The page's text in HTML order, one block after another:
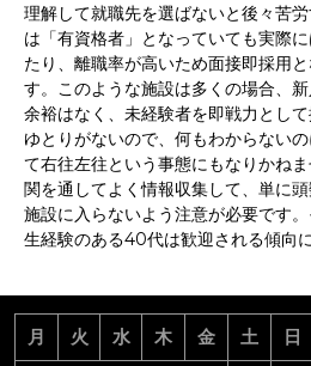
理解して就職先を選ばないと後々苦
は「有資格者」となっていても実際
たり、離職率が高いため面接即採用
す。このような施設は多くの場合、
余裕はなく、未経験者を即戦力とし
ゆとりがないので、何もわからない
て右往左往という事態にもなりかね
関を通してよく情報収集して、単に
施設に入らないよう注意が必要です
生経験のある40代は歓迎される傾向に
月 火 水 木 金 土 日